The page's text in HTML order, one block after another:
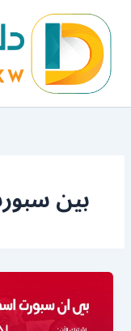
المحتوى
بين